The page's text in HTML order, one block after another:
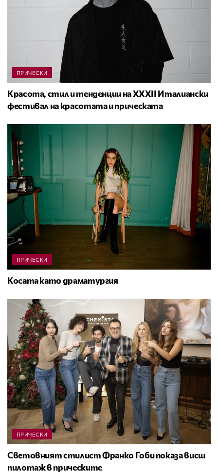
ПРИЧЕСКИ
Красота, стил и тенденции на XXXII Италиански
фестивал на красотата и прическата
ПРИЧЕСКИ
Косата като драматургия
ПРИЧЕСКИ
Световният стилист Франко Гоби показа висш
пилотаж в прическите